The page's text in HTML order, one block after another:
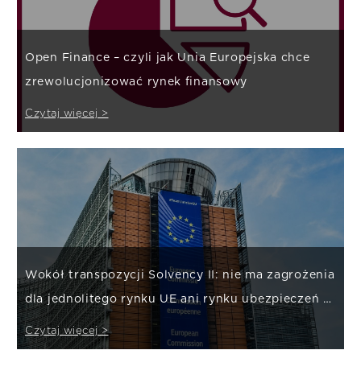
Open Finance – czyli jak Unia Europejska chce
zrewolucjonizować rynek finansowy
Czytaj więcej >
Wokół transpozycji Solvency II: nie ma zagrożenia
dla jednolitego rynku UE ani rynku ubezpieczeń w
Polsce
Czytaj więcej >